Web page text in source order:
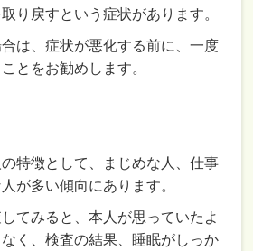
り戻すという症状があります。
は、症状が悪化する前に、一度
とをお勧めします。
特徴として、まじめな人、仕事
が多い傾向にあります。
てみると、本人が思っていたよ
く、検査の結果、睡眠がしっか